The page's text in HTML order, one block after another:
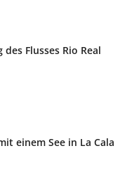
Flusses Rio Real
einem See in La Cala